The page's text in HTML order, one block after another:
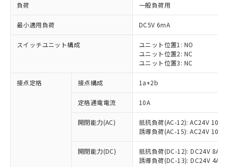
負荷 一般負荷用
最小適用負荷 DC5V 6mA
スイッチユニット構成
ユニット位置1: NO
ユニット位置2: NC
ユニット位置3: NC
接点定格 接点構成 1a+2b
定格通電電流 10A
開閉能力(AC)
抵抗負荷(AC-12): AC24V 10A/
誘導負荷(AC-15): AC24V
開閉能力(DC)
抵抗負荷(DC-12): DC24V 8A/
誘導負荷(DC-13): DC24V 4A/
ご利用条件
対応済み：EU RoHS指令（10物質）の
非含有に対応した製品が提供可能な商品で
有に対応した製品に切り替える予定のある